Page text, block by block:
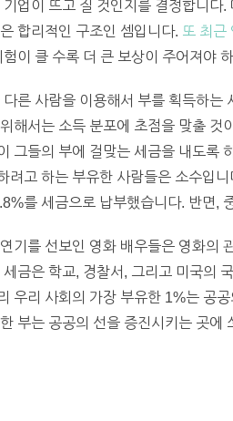
업이 뜨고 질 것인지를 결정합니
합리적인 구조인 셈입니다. 또 최근
이 클 수록 더 큰 보상이 주어져야
른 사람을 이용해서 부를 획득하
해서는 소득 분포에 초점을 맞출
그들의 부에 걸맞는 세금을 내도록
려고 하는 부유한 사람들은 소수입
를 세금으로 납부했습니다. 반면,
기를 선보인 영화 배우들은 영화의
금은 학교, 경찰서, 그리고 미국의
우리 사회의 가장 부유한 1%는 공
부는 공공의 선을 증진시키는 곳에